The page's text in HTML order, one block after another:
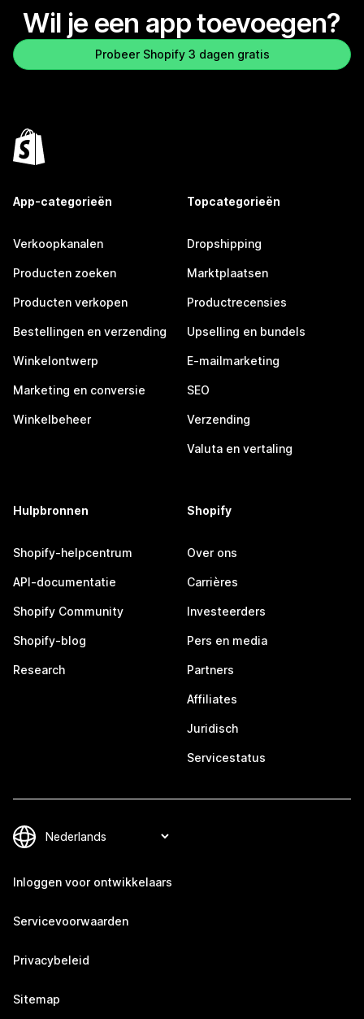
Wil je een app toevoegen?
Probeer Shopify 3 dagen gratis
App-categorieën
Verkoopkanalen
Producten zoeken
Producten verkopen
Bestellingen en verzending
Winkelontwerp
Marketing en conversie
Winkelbeheer
Topcategorieën
Dropshipping
Marktplaatsen
Productrecensies
Upselling en bundels
E-mailmarketing
SEO
Verzending
Valuta en vertaling
Hulpbronnen
Shopify-helpcentrum
API-documentatie
Shopify Community
Shopify-blog
Research
Shopify
Over ons
Carrières
Investeerders
Pers en media
Partners
Affiliates
Juridisch
Servicestatus
Inloggen voor ontwikkelaars
Servicevoorwaarden
Privacybeleid
Sitemap